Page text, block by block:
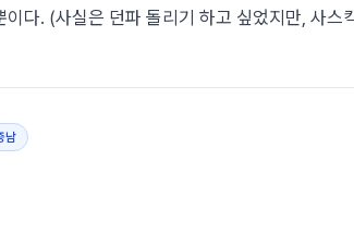
다. (사실은 던파 돌리기 하고 싶었지만, 사스
남